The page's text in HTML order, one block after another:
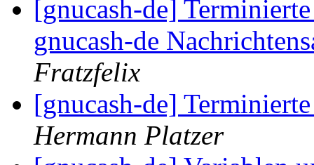
[gnucash-de]
gnucash-de
Fratzfelix
[gnucash-de]
Hermann Platzer